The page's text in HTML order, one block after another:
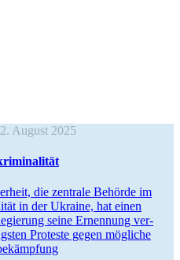
August 2025
die zen­trale Behörde im
in der Ukraine, hat einen
seine Ernen­nung ver­
Pro­teste gegen mög­li­che